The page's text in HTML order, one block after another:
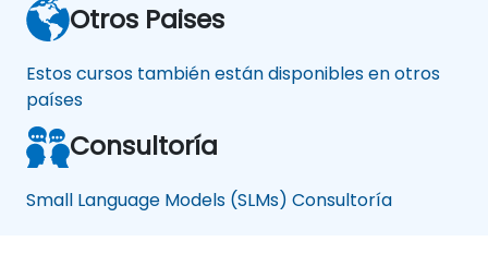
Otros Paises
Estos cursos también están disponibles en otros
países
Consultoría
Small Language Models (SLMs) Consultoría